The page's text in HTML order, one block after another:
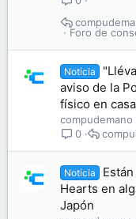
Foro de
Noticia
aviso de la
físico en casa
compudemano
0
Noticia
Hearts en
Japón